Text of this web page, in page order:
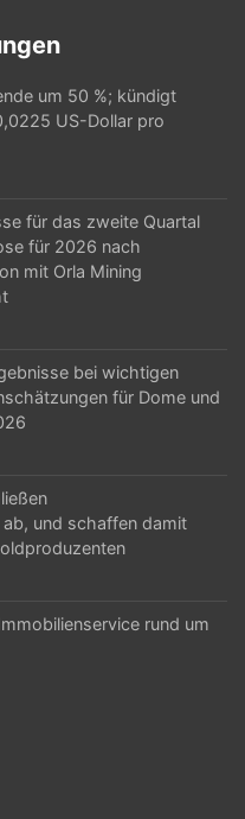
um 50 %; kündigt
US-Dollar pro
für das zweite Quartal
für 2026 nach
mit Orla Mining
bei wichtigen
für Dome und
und schaffen damit
rund um